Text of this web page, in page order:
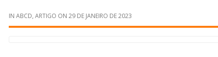
IN ABCD, ARTIGO ON 29 DE JANEIRO DE 2023